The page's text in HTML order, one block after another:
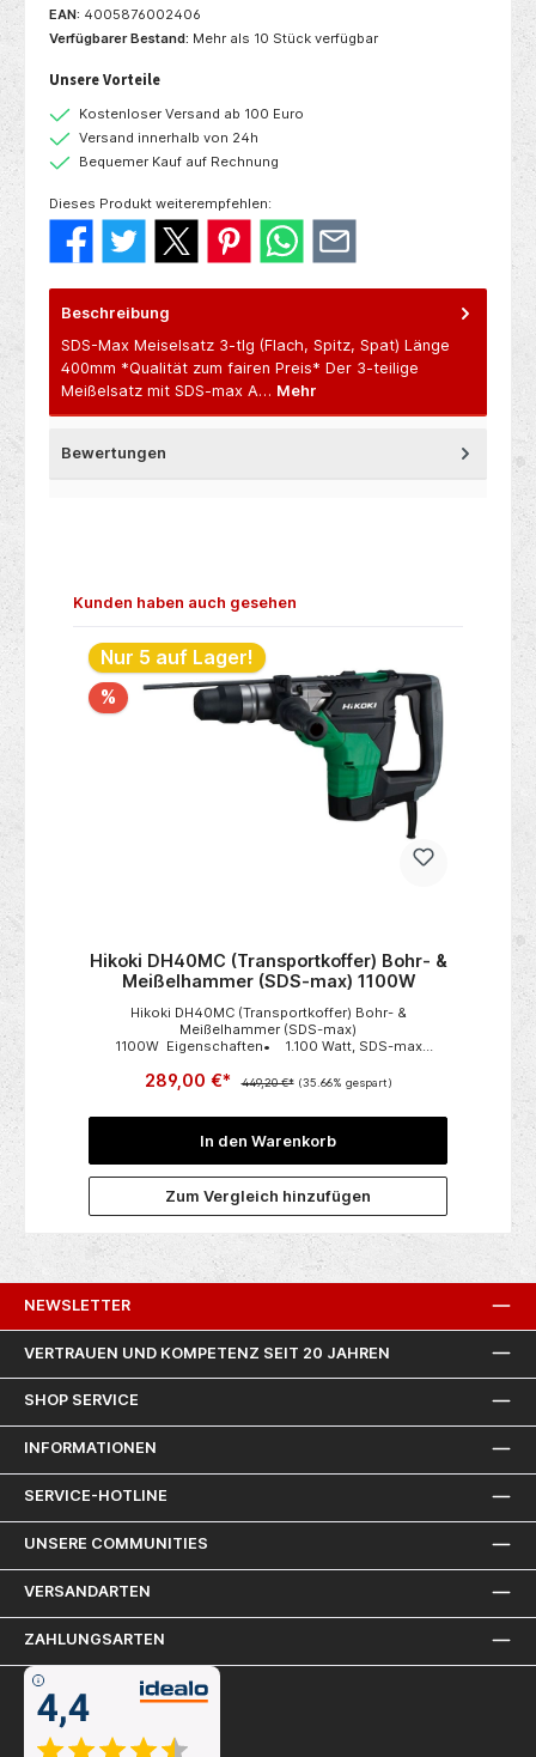
EAN: 4005876002406
Verfügbarer Bestand: Mehr als 10 Stück verfügbar
Unsere Vorteile
Kostenloser Versand ab 100 Euro
Versand innerhalb von 24h
Bequemer Kauf auf Rechnung
Dieses Produkt weiterempfehlen:
Beschreibung
SDS-Max Meiselsatz 3-tlg (Flach, Spitz, Spat) Länge
400mm *Qualität zum fairen Preis* Der 3-teilige
Meißelsatz mit SDS-max A… Mehr
Bewertungen
Produktgalerie überspringen
Kunden haben auch gesehen
Nur 5 auf Lager!
%
Hikoki DH40MC (Transportkoffer) Bohr- &
Meißelhammer (SDS-max) 1100W
Hikoki DH40MC (Transportkoffer) Bohr- &
Meißelhammer (SDS-max)
1100W Eigenschaften• 1.100 Watt, SDS-max
und
hlebürsten Technische Daten• Leistungsaufnahme:
Beton: 40 mm• Bohren in Beton mit Kronen: 105
mm• Leerlaufdrehzahl: 620 min-
1• Vollastschlagzahl: 2.800 min-1• Abmessungen
(LxHxB): 448 x 255 x 105 mm• Gewicht: 7,1
kg Lieferumfang• Bohr- und
Meißelhammer• Zusatzhandgriff• Transportkoffer
289,00 €* 449,20 €* (35.66% gespart)
In den Warenkorb
Zum Vergleich hinzufügen
NEWSLETTER
VERTRAUEN UND KOMPETENZ SEIT 20 JAHREN
SHOP SERVICE
INFORMATIONEN
SERVICE-HOTLINE
UNSERE COMMUNITIES
VERSANDARTEN
ZAHLUNGSARTEN